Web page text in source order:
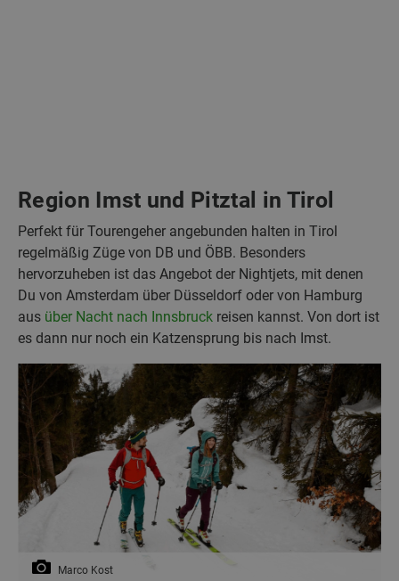
Region Imst und Pitztal in Tirol
Perfekt für Tourengeher angebunden halten in Tirol
regelmäßig Züge von DB und ÖBB. Besonders
hervorzuheben ist das Angebot der Nightjets, mit denen
Du von Amsterdam über Düsseldorf oder von Hamburg
aus über Nacht nach Innsbruck reisen kannst. Von dort ist
es dann nur noch ein Katzensprung bis nach Imst.
Marco Kost